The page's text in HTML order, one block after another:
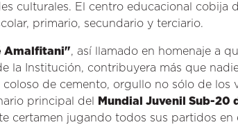
culturales. El centro educacional cobija
primario, secundario y terciario.
Amalfitani", así llamado en homenaje a
la Institución, contribuyera más que
de cemento, orgullo no sólo de los
principal del
Mundial Juvenil Sub-20
certamen jugando todos sus partidos en